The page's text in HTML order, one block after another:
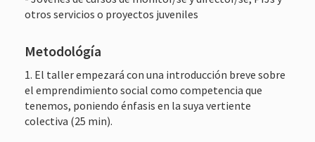
otros servicios o proyectos juveniles
Metodológía
1. El taller empezará con una introducción breve sobre
el emprendimiento social como competencia que
tenemos, poniendo énfasis en la suya vertiente
colectiva (25 min).